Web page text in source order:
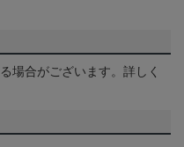
場合がございます。詳しく